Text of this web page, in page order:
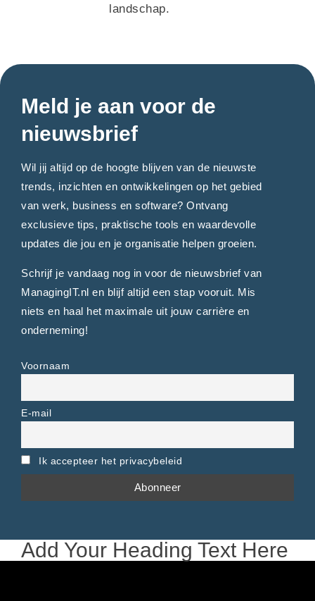
landschap.
Meld je aan voor de
nieuwsbrief
Wil jij altijd op de hoogte blijven van de nieuwste
trends, inzichten en ontwikkelingen op het gebied
van werk, business en software? Ontvang
exclusieve tips, praktische tools en waardevolle
updates die jou en je organisatie helpen groeien.
Schrijf je vandaag nog in voor de nieuwsbrief van
ManagingIT.nl en blijf altijd een stap vooruit. Mis
niets en haal het maximale uit jouw carrière en
onderneming!
Voornaam
E-mail
Ik accepteer het privacybeleid
Add Your Heading Text Here